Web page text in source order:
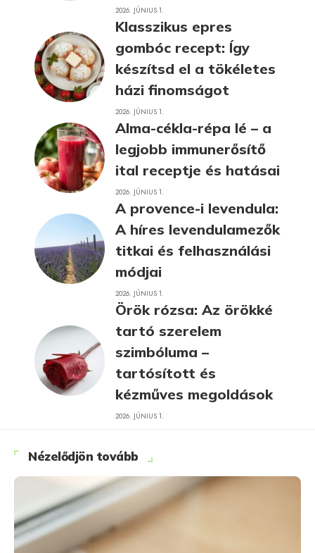
2026. JÚNIUS 1.
Klasszikus epres
gombóc recept: Így
készítsd el a tökéletes
házi finomságot
2026. JÚNIUS 1.
Alma-cékla-répa lé – a
legjobb immunerősítő
ital receptje és hatásai
2026. JÚNIUS 1.
A provence-i levendula:
A híres levendulamezők
titkai és felhasználási
módjai
2026. JÚNIUS 1.
Örök rózsa: Az örökké
tartó szerelem
szimbóluma –
tartósított és
kézműves megoldások
2026. JÚNIUS 1.
Nézelődjön tovább